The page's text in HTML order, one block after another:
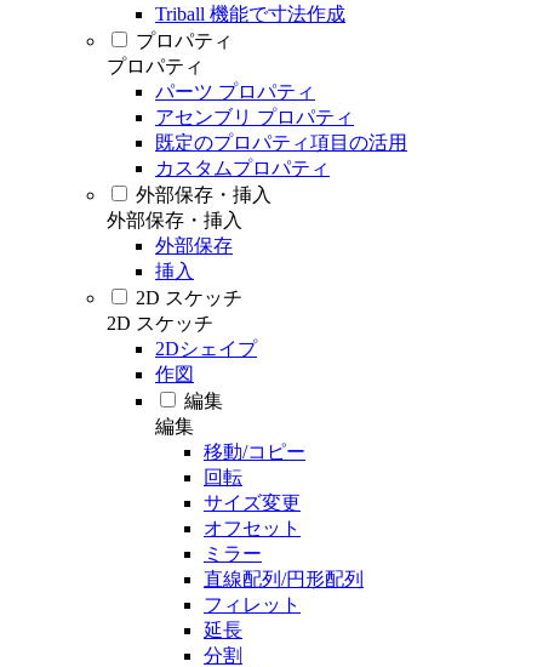
Triball 機能で寸法作成
プロパティ
プロパティ
パーツ プロパティ
アセンブリ プロパティ
既定のプロパティ項目の活用
カスタムプロパティ
外部保存・挿入
外部保存・挿入
外部保存
挿入
2D スケッチ
2D スケッチ
2Dシェイプ
作図
編集
編集
移動/コピー
回転
サイズ変更
オフセット
ミラー
直線配列/円形配列
フィレット
延長
分割